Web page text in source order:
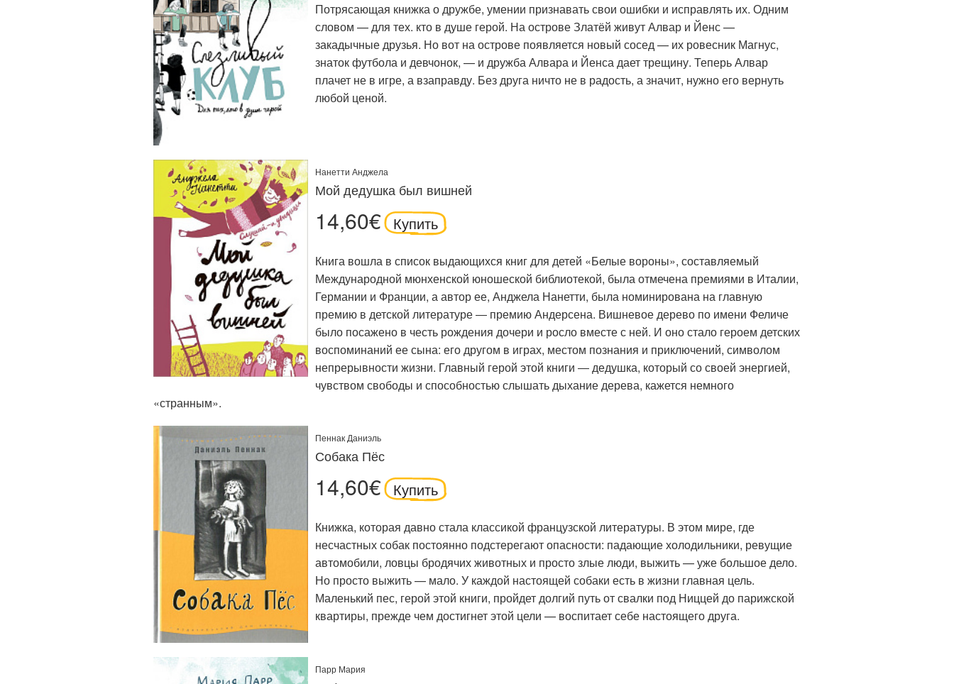
Потрясающая книжка о дружбе, умении признавать свои ошибки и исправлять их. Одним
словом — для тех. кто в душе герой. На острове Златёй живут Алвар и Йенс —
закадычные друзья. Но вот на острове появляется новый сосед — их ровесник Магнус,
знаток футбола и девчонок, — и дружба Алвара и Йенса дает трещину. Теперь Алвар
плачет не в игре, а взаправду. Без друга ничто не в радость, а значит, нужно его вернуть
любой ценой.
Нанетти Анджела
Мой дедушка был вишней
14,60€ Купить
Книга вошла в список выдающихся книг для детей «Белые вороны», составляемый
Международной мюнхенской юношеской библиотекой, была отмечена премиями в Италии,
Германии и Франции, а автор ее, Анджела Нанетти, была номинирована на главную
премию в детской литературе ― премию Андерсена. Вишневое дерево по имени Феличе
было посажено в честь рождения дочери и росло вместе с ней. И оно стало героем детских
воспоминаний ее сына: его другом в играх, местом познания и приключений, символом
непрерывности жизни. Главный герой этой книги ― дедушка, который со своей энергией,
чувством свободы и способностью слышать дыхание дерева, кажется немного
«странным».
Пеннак Даниэль
Собака Пёс
14,60€ Купить
Книжка, которая давно стала классикой французской литературы. В этом мире, где
несчастных собак постоянно подстерегают опасности: падающие холодильники, ревущие
автомобили, ловцы бродячих животных и просто злые люди, выжить — уже большое дело.
Но просто выжить — мало. У каждой настоящей собаки есть в жизни главная цель.
Маленький пес, герой этой книги, пройдет долгий путь от свалки под Ниццей до парижской
квартиры, прежде чем достигнет этой цели — воспитает себе настоящего друга.
Парр Мария